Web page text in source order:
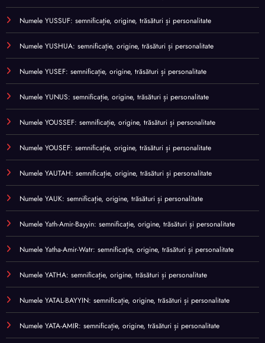
Numele YUSSUF: semnificație, origine, trăsături și personalitate
Numele YUSHUA: semnificație, origine, trăsături și personalitate
Numele YUSEF: semnificație, origine, trăsături și personalitate
Numele YUNUS: semnificație, origine, trăsături și personalitate
Numele YOUSSEF: semnificație, origine, trăsături și personalitate
Numele YOUSEF: semnificație, origine, trăsături și personalitate
Numele YAUTAH: semnificație, origine, trăsături și personalitate
Numele YAUK: semnificație, origine, trăsături și personalitate
Numele Yath-Amir-Bayyin: semnificație, origine, trăsături și personalitate
Numele Yatha-Amir-Watr: semnificație, origine, trăsături și personalitate
Numele YATHA: semnificație, origine, trăsături și personalitate
Numele YATAL-BAYYIN: semnificație, origine, trăsături și personalitate
Numele YATA-AMIR: semnificație, origine, trăsături și personalitate